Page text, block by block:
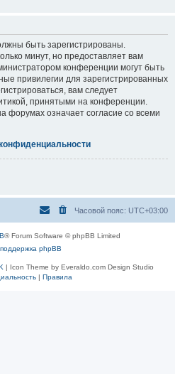
быть зарегистрированы.
минут, но предоставляет вам
конференции могут быть
привилегии для зарегистрированных
вам следует
принятыми на конференции.
форумах означает согласие со всеми
Часовой пояс: UTC+03:00
® Forum Software © phpBB Limited
phpBB
| Icon Theme by Everaldo.com Design Studio
| Правила